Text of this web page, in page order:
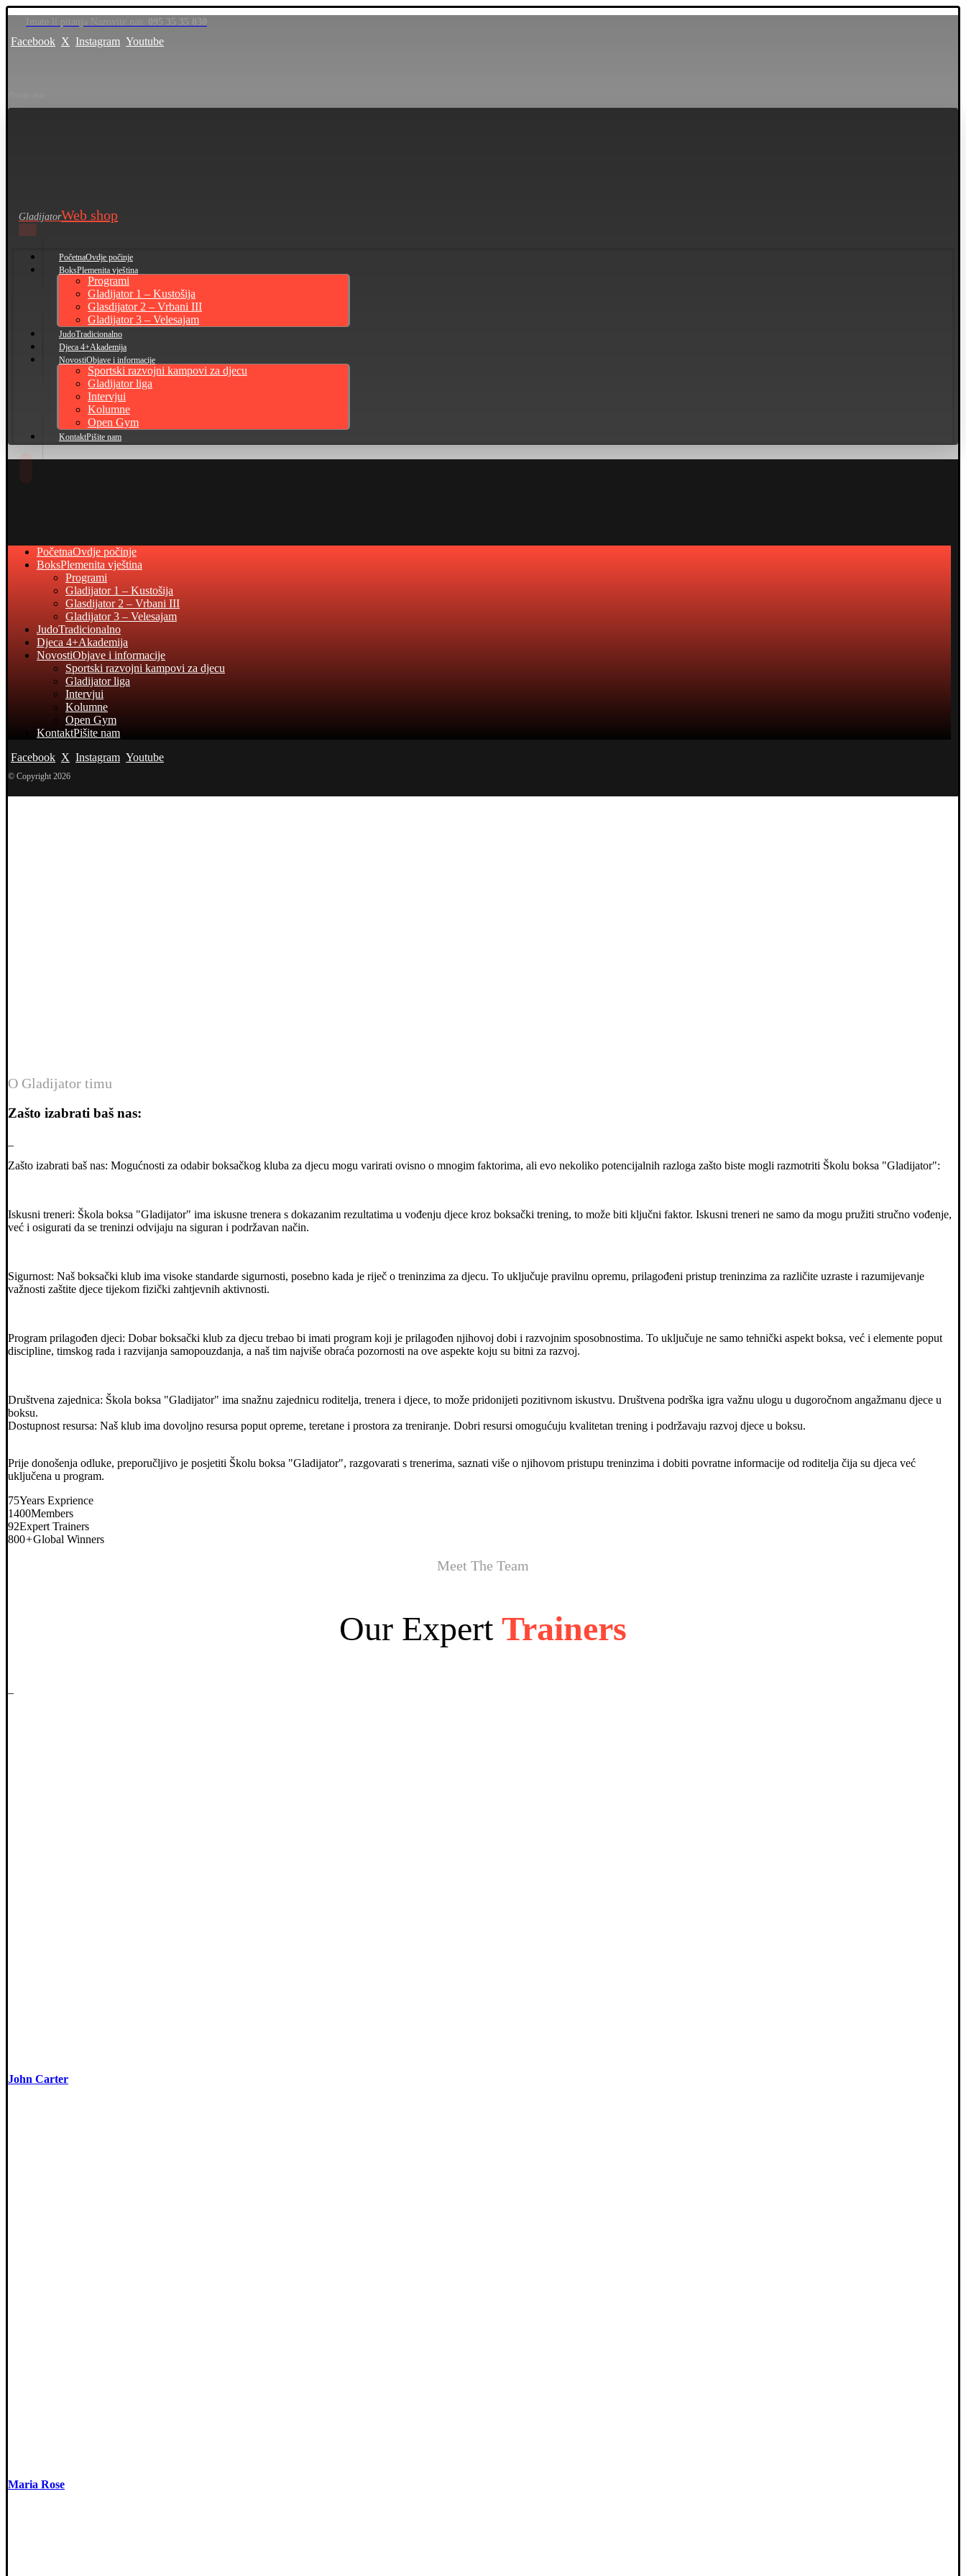
Imate li pitanja Nazovite nas: 095 35 35 030
Facebook X Instagram Youtube
GladijatorWeb shop
PočetnaOvdje počinje
BoksPlemenita vještina
Programi
Gladijator 1 – Kustošija
Glasdijator 2 – Vrbani III
Gladijator 3 – Velesajam
JudoTradicionalno
Djeca 4+Akademija
NovostiObjave i informacije
Sportski razvojni kampovi za djecu
Gladijator liga
Intervjui
Kolumne
Open Gym
KontaktPišite nam
PočetnaOvdje počinje
BoksPlemenita vještina
Programi
Gladijator 1 – Kustošija
Glasdijator 2 – Vrbani III
Gladijator 3 – Velesajam
JudoTradicionalno
Djeca 4+Akademija
NovostiObjave i informacije
Sportski razvojni kampovi za djecu
Gladijator liga
Intervjui
Kolumne
Open Gym
KontaktPišite nam
Facebook X Instagram Youtube
© Copyright 2026
O Gladijator timu
Zašto izabrati baš nas:
Zašto izabrati baš nas: Mogućnosti za odabir boksačkog kluba za djecu mogu varirati ovisno o mnogim faktorima, ali evo nekoliko potencijalnih razloga zašto biste mogli razmotriti Školu boksa "Gladijator":
Iskusni treneri: Škola boksa "Gladijator" ima iskusne trenera s dokazanim rezultatima u vođenju djece kroz boksački trening, to može biti ključni faktor. Iskusni treneri ne samo da mogu pružiti stručno vođenje,
već i osigurati da se treninzi odvijaju na siguran i podržavan način.
Sigurnost: Naš boksački klub ima visoke standarde sigurnosti, posebno kada je riječ o treninzima za djecu. To uključuje pravilnu opremu, prilagođeni pristup treninzima za različite uzraste i razumijevanje
važnosti zaštite djece tijekom fizički zahtjevnih aktivnosti.
Program prilagođen djeci: Dobar boksački klub za djecu trebao bi imati program koji je prilagođen njihovoj dobi i razvojnim sposobnostima. To uključuje ne samo tehnički aspekt boksa, već i elemente poput
discipline, timskog rada i razvijanja samopouzdanja, a naš tim najviše obraća pozornosti na ove aspekte koju su bitni za razvoj.
Društvena zajednica: Škola boksa "Gladijator" ima snažnu zajednicu roditelja, trenera i djece, to može pridonijeti pozitivnom iskustvu. Društvena podrška igra važnu ulogu u dugoročnom angažmanu djece u
boksu.
Dostupnost resursa: Naš klub ima dovoljno resursa poput opreme, teretane i prostora za treniranje. Dobri resursi omogućuju kvalitetan trening i podržavaju razvoj djece u boksu.
Prije donošenja odluke, preporučljivo je posjetiti Školu boksa "Gladijator", razgovarati s trenerima, saznati više o njihovom pristupu treninzima i dobiti povratne informacije od roditelja čija su djeca već
uključena u program.
75Years Exprience
1400Members
92Expert Trainers
800+Global Winners
Meet The Team
Our Expert Trainers
John Carter
Maria Rose